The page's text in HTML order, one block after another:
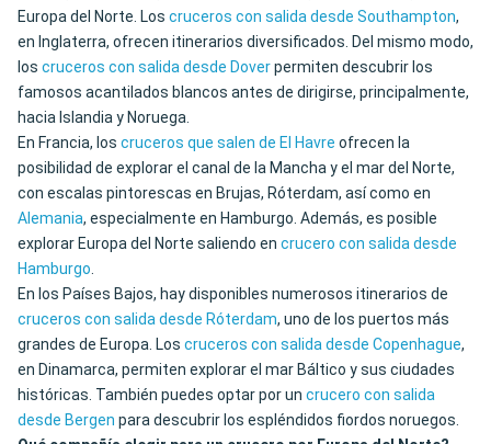
Europa del Norte. Los cruceros con salida desde Southampton,
en Inglaterra, ofrecen itinerarios diversificados. Del mismo modo,
los cruceros con salida desde Doverpermiten descubrir los
famosos acantilados blancos antes de dirigirse, principalmente,
hacia Islandia y Noruega.
En Francia, los cruceros que salen de El Havre ofrecen la
posibilidad de explorar el canal de la Mancha y el mar del Norte,
con escalas pintorescas en Brujas, Róterdam, así como en
Alemania, especialmente en Hamburgo. Además, es posible
explorar Europa del Norte saliendo en crucero con salida desde
Hamburgo.
En los Países Bajos, hay disponibles numerosos itinerarios de
cruceros con salida desde Róterdam, uno de los puertos más
grandes de Europa. Los cruceros con salida desde Copenhague,
en Dinamarca, permiten explorar el mar Báltico y sus ciudades
históricas. También puedes optar por un crucero con salida
desde Bergen para descubrir los espléndidos fiordos noruegos.